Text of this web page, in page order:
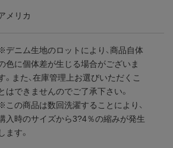
メリカ
デニム生地のロットにより、商品自体
色に個体差が生じる場合がございま
。また、在庫管理上お選びいただくこ
はできませんのでご了承下さい。
この商品は数回洗濯することにより、
入時のサイズから3?4％の縮みが発生
します。